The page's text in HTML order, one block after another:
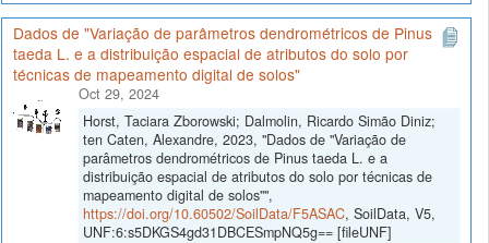
Dados de "Variação de parâmetros dendrométricos de Pinus
taeda L. e a distribuição espacial de atributos do solo por
técnicas de mapeamento digital de solos"
Oct 29, 2024
Horst, Taciara Zborowski; Dalmolin, Ricardo Simão Diniz;
ten Caten, Alexandre, 2023, "Dados de "Variação de
parâmetros dendrométricos de Pinus taeda L. e a
distribuição espacial de atributos do solo por técnicas de
mapeamento digital de solos"",
https://doi.org/10.60502/SoilData/F5ASAC, SoilData, V5,
UNF:6:s5DKGS4gd31DBCESmpNQ5g== [fileUNF]